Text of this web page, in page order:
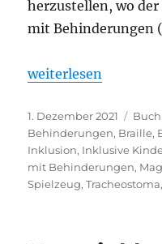
herzustellen, wo
mit Behinderungen
„Inklusionsboxen –
weiterlesen
Veröffentlicht
am
1. Dezember 2021
Behinderungen, Braille,
Inklusion, Inklusive
mit Behinderungen,
Spielzeug,Tracheostoma